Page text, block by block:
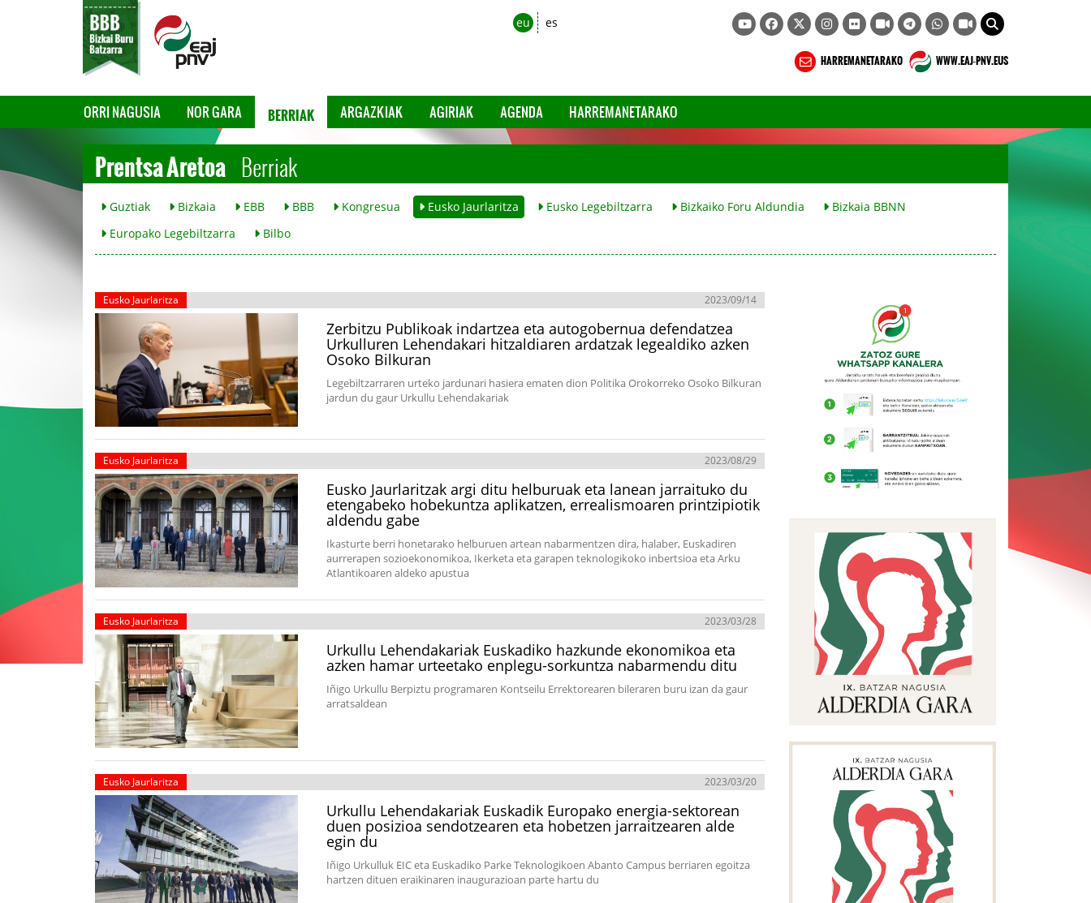
eu es
HARREMANETARAKO WWW.EAJ-PNV.EUS
ORRI NAGUSIA NOR GARA BERRIAK ARGAZKIAK AGIRIAK AGENDA HARREMANETARAKO
Prentsa Aretoa Berriak
Guztiak Bizkaia EBB BBB Kongresua Eusko Jaurlaritza Eusko Legebiltzarra Bizkaiko Foru Aldundia
Bizkaia BBNN
Europako Legebiltzarra
Bilbo
Eusko Jaurlaritza 2023/09/14
Zerbitzu Publikoak indartzea eta autogobernua defendatzea
Urkulluren Lehendakari hitzaldiaren ardatzak legealdiko azken
Osoko Bilkuran
Legebiltzarraren urteko jardunari hasiera ematen dion Politika Orokorreko Osoko Bilkuran
jardun du gaur Urkullu Lehendakariak
Eusko Jaurlaritza 2023/08/29
Eusko Jaurlaritzak argi ditu helburuak eta lanean jarraituko du
etengabeko hobekuntza aplikatzen, errealismoaren printzipiotik
aldendu gabe
Ikasturte berri honetarako helburuen artean nabarmentzen dira, halaber, Euskadiren
aurrerapen sozioekonomikoa, Ikerketa eta garapen teknologikoko inbertsioa eta Arku
Atlantikoaren aldeko apustua
Eusko Jaurlaritza 2023/03/28
Urkullu Lehendakariak Euskadiko hazkunde ekonomikoa eta
azken hamar urteetako enplegu-sorkuntza nabarmendu ditu
Iñigo Urkullu Berpiztu programaren Kontseilu Errektorearen bileraren buru izan da gaur
arratsaldean
Eusko Jaurlaritza 2023/03/20
Urkullu Lehendakariak Euskadik Europako energia-sektorean
duen posizioa sendotzearen eta hobetzen jarraitzearen alde
egin du
Iñigo Urkulluk EIC eta Euskadiko Parke Teknologikoen Abanto Campus berriaren egoitza
hartzen dituen eraikinaren inaugurazioan parte hartu du